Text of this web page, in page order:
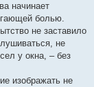
начинает
болью.
не заставило
не
у окна, – без
изображать не